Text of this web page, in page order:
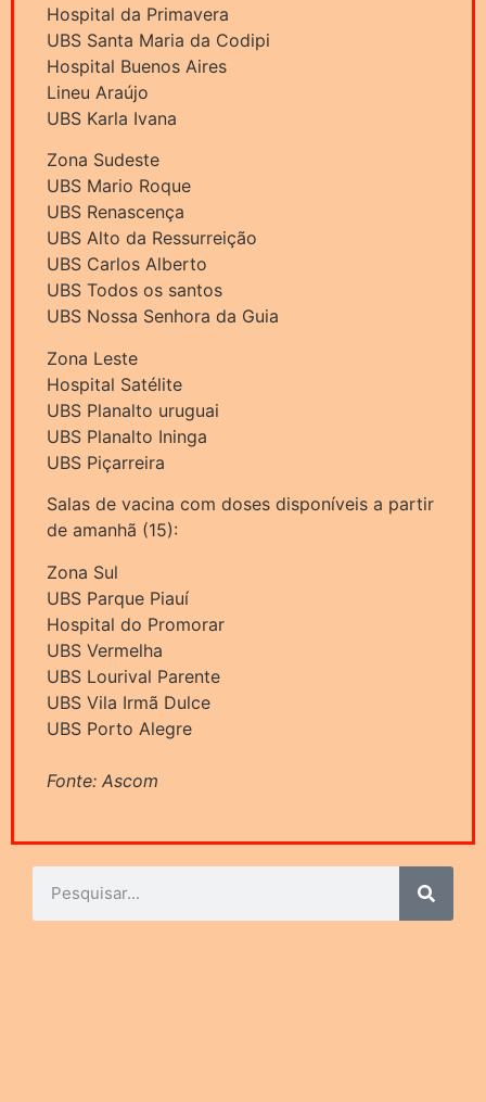
Hospital da Primavera
UBS Santa Maria da Codipi
Hospital Buenos Aires
Lineu Araújo
UBS Karla Ivana
Zona Sudeste
UBS Mario Roque
UBS Renascença
UBS Alto da Ressurreição
UBS Carlos Alberto
UBS Todos os santos
UBS Nossa Senhora da Guia
Zona Leste
Hospital Satélite
UBS Planalto uruguai
UBS Planalto Ininga
UBS Piçarreira
Salas de vacina com doses disponíveis a partir
de amanhã (15):
Zona Sul
UBS Parque Piauí
Hospital do Promorar
UBS Vermelha
UBS Lourival Parente
UBS Vila Irmã Dulce
UBS Porto Alegre
Fonte: Ascom